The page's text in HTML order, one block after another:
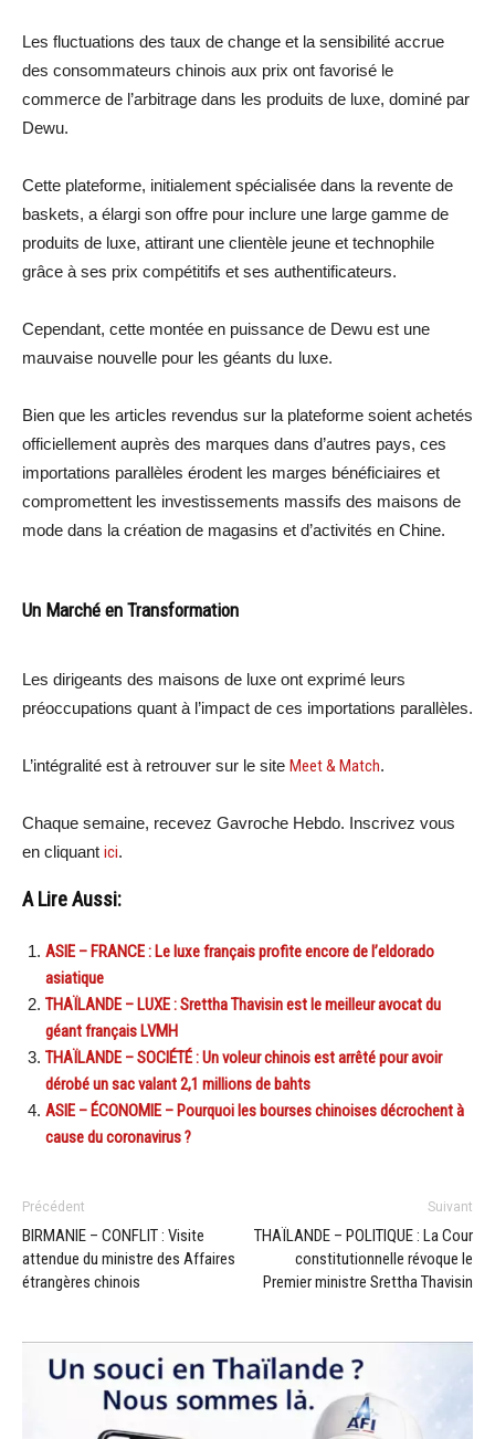
Les fluctuations des taux de change et la sensibilité accrue
des consommateurs chinois aux prix ont favorisé le
commerce de l’arbitrage dans les produits de luxe, dominé par
Dewu.
Cette plateforme, initialement spécialisée dans la revente de
baskets, a élargi son offre pour inclure une large gamme de
produits de luxe, attirant une clientèle jeune et technophile
grâce à ses prix compétitifs et ses authentificateurs.
Cependant, cette montée en puissance de Dewu est une
mauvaise nouvelle pour les géants du luxe.
Bien que les articles revendus sur la plateforme soient achetés
officiellement auprès des marques dans d’autres pays, ces
importations parallèles érodent les marges bénéficiaires et
compromettent les investissements massifs des maisons de
mode dans la création de magasins et d’activités en Chine.
Un Marché en Transformation
Les dirigeants des maisons de luxe ont exprimé leurs
préoccupations quant à l’impact de ces importations parallèles.
L’intégralité est à retrouver sur le site Meet & Match.
Chaque semaine, recevez Gavroche Hebdo. Inscrivez vous
en cliquant ici.
A Lire Aussi:
ASIE – FRANCE : Le luxe français profite encore de l’eldorado
asiatique
THAÏLANDE – LUXE : Srettha Thavisin est le meilleur avocat du
géant français LVMH
THAÏLANDE – SOCIÉTÉ : Un voleur chinois est arrêté pour avoir
dérobé un sac valant 2,1 millions de bahts
ASIE – ÉCONOMIE – Pourquoi les bourses chinoises décrochent à
cause du coronavirus ?
Précédent
BIRMANIE – CONFLIT : Visite
attendue du ministre des Affaires
étrangères chinois
Suivant
THAÏLANDE – POLITIQUE : La Cour
constitutionnelle révoque le
Premier ministre Srettha Thavisin